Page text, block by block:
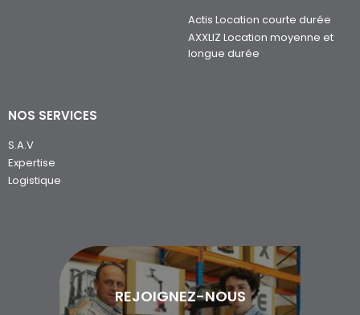
Actis Location courte durée
AXXLIZ Location moyenne et
longue durée
NOS SERVICES
S.A.V
Expertise
Logistique
REJOIGNEZ-NOUS